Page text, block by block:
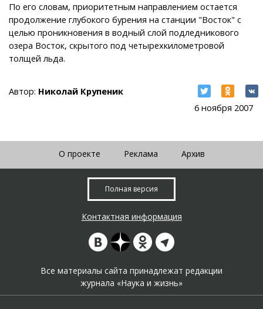
По его словам, приоритетным направлением остается
продолжение глубокого бурения на станции "Восток" с
целью проникновения в водный слой подледникового
озера Восток, скрытого под четырехкилометровой
толщей льда.
6 ноября 2007
Автор: Николай Крупеник
О проекте Реклама Архив
Полная версия
Контактная информация
Все материалы сайта принадлежат редакции
журнала «Наука и жизнь»